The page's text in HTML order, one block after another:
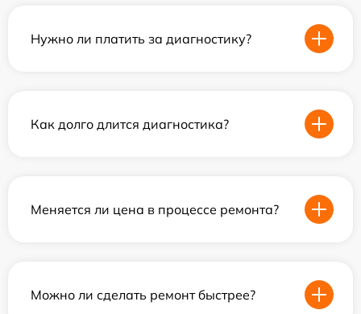
Нужно ли платить за диагностику?
Как долго длится диагностика?
Меняется ли цена в процессе ремонта?
Можно ли сделать ремонт быстрее?